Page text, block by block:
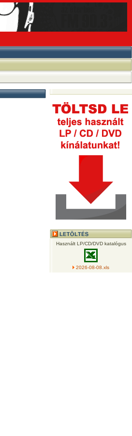
Használt LP/CD/DVD katalógus
2026-08-08.xls